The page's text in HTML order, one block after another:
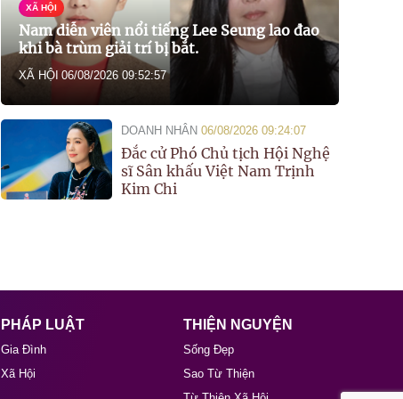
XÃ HỘI
Nam diễn viên nổi tiếng Lee Seung lao đao
khi bà trùm giải trí bị bắt.
XÃ HỘI 06/08/2026 09:52:57
DOANH NHÂN 06/08/2026 09:24:07
Đắc cử Phó Chủ tịch Hội Nghệ
sĩ Sân khấu Việt Nam Trịnh
Kim Chi
PHÁP LUẬT
Gia Đình
Xã Hội
THIỆN NGUYỆN
Sống Đẹp
Sao Từ Thiện